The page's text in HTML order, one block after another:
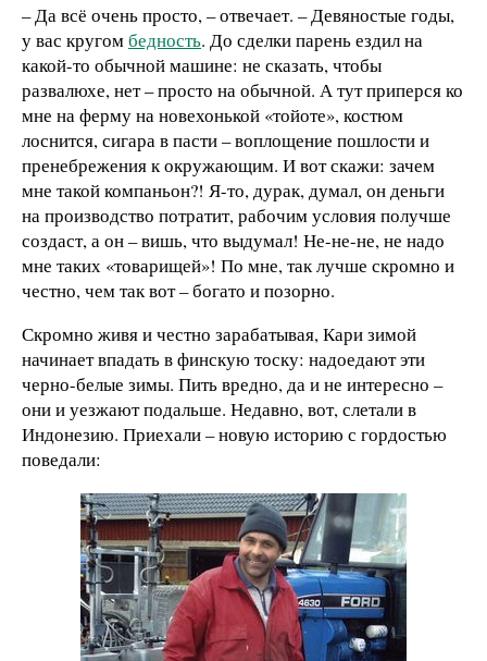
– Да всё очень просто, – отвечает. – Девяностые годы,
у вас кругомбедность. До сделки парень ездил на
какой-то обычной машине: не сказать, чтобы
развалюхе, нет – просто на обычной. А тут приперся ко
мне на ферму на новехонькой «тойоте», костюм
лоснится, сигара в пасти – воплощение пошлости и
пренебрежения к окружающим. И вот скажи: зачем
мне такой компаньон?! Я-то, дурак, думал, он деньги
на производство потратит, рабочим условия получше
создаст, а он – вишь, что выдумал! Не-не-не, не надо
мне таких «товарищей»! По мне, так лучше скромно и
честно, чем так вот – богато и позорно.
Скромно живя и честно зарабатывая, Кари зимой
начинает впадать в финскую тоску: надоедают эти
черно-белые зимы. Пить вредно, да и не интересно –
они и уезжают подальше. Недавно, вот, слетали в
Индонезию. Приехали – новую историю с гордостью
поведали: